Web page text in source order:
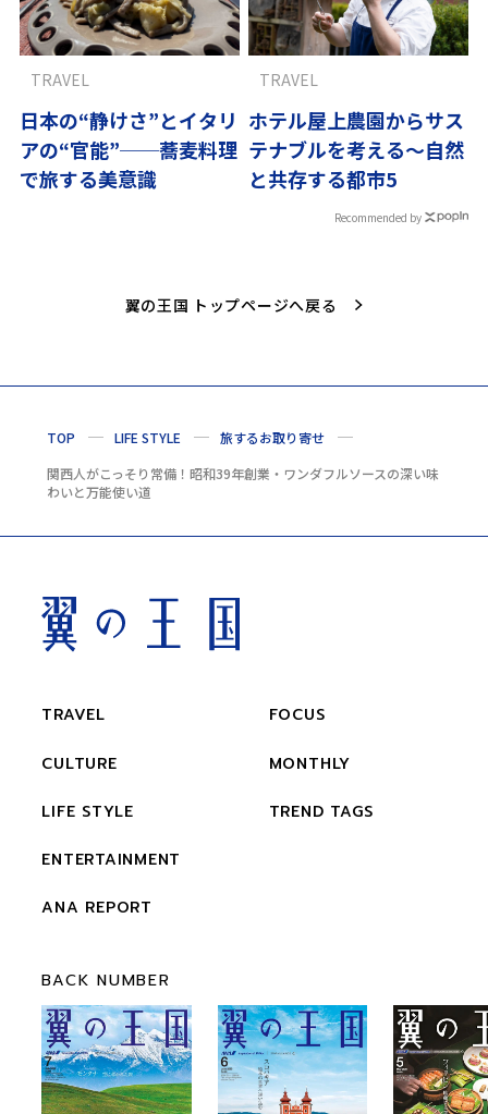
日本の“静けさ”とイタリ
アの“官能”──蕎麦料理
で旅する美意識
TRAVEL
ホテル屋上農園からサス
テナブルを考える〜自然
と共存する都市5
TRAVEL
Recommended by
翼の王国 トップページへ戻る
TOP LIFE STYLE
旅するお取り寄せ
関西人がこっそり常備！昭和39年創業・ワンダフルソースの深い味
わいと万能使い道
TRAVEL
CULTURE
LIFE STYLE
ENTERTAINMENT
ANA REPORT
FOCUS
MONTHLY
TREND TAGS
BACK NUMBER